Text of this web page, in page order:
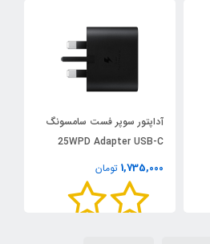
آداپتور سوپر فست سامسونگ
25WPD Adapter USB-C
1,735,000 تومان